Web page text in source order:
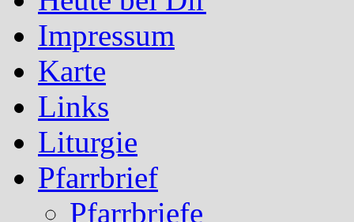
Impressum
Karte
Links
Liturgie
Pfarrbrief
Pfarrbriefe